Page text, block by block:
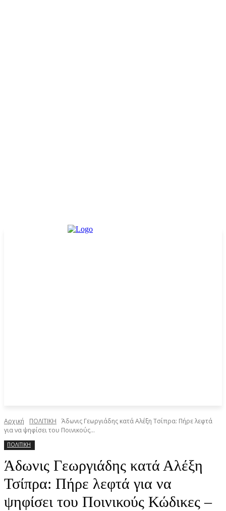
Αρχική ΠΟΛΙΤΙΚΗ
Άδωνις Γεωργιάδης κατά Αλέξη Τσίπρα: Πήρε λεφτά
για να ψηφίσει του Ποινικούς...
ΠΟΛΙΤΙΚΗ
Άδωνις Γεωργιάδης κατά Αλέξη
Τσίπρα: Πήρε λεφτά για να
ψηφίσει του Ποινικούς Κώδικες –